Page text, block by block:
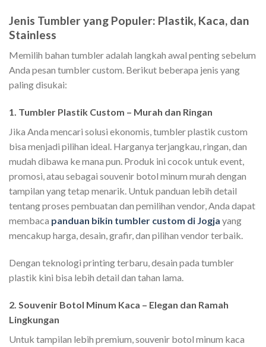
Jenis Tumbler yang Populer: Plastik, Kaca, dan
Stainless
Memilih bahan tumbler adalah langkah awal penting sebelum
Anda pesan tumbler custom. Berikut beberapa jenis yang
paling disukai:
1. Tumbler Plastik Custom – Murah dan Ringan
Jika Anda mencari solusi ekonomis, tumbler plastik custom
bisa menjadi pilihan ideal. Harganya terjangkau, ringan, dan
mudah dibawa ke mana pun. Produk ini cocok untuk event,
promosi, atau sebagai souvenir botol minum murah dengan
tampilan yang tetap menarik. Untuk panduan lebih detail
tentang proses pembuatan dan pemilihan vendor, Anda dapat
membaca panduan bikin tumbler custom di Jogja yang
mencakup harga, desain, grafir, dan pilihan vendor terbaik.
Dengan teknologi printing terbaru, desain pada tumbler
plastik kini bisa lebih detail dan tahan lama.
2. Souvenir Botol Minum Kaca – Elegan dan Ramah
Lingkungan
Untuk tampilan lebih premium, souvenir botol minum kaca